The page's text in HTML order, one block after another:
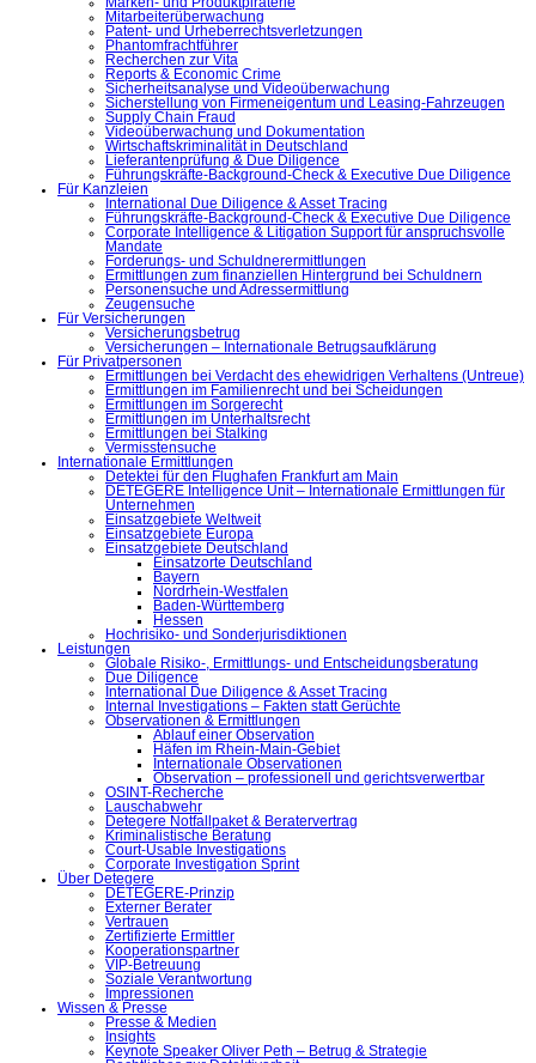
Mitarbeiterüberwachung
Patent- und Urheberrechtsverletzungen
Phantomfrachtführer
Recherchen zur Vita
Reports & Economic Crime
Sicherheitsanalyse und Videoüberwachung
Sicherstellung von Firmeneigentum und Leasing-Fahrzeugen
Supply Chain Fraud
Videoüberwachung und Dokumentation
Wirtschaftskriminalität in Deutschland
Lieferantenprüfung & Due Diligence
Führungskräfte-Background-Check & Executive Due Diligence
Für Kanzleien
International Due Diligence & Asset Tracing
Führungskräfte-Background-Check & Executive Due Diligence
Corporate Intelligence & Litigation Support für anspruchsvolle
Mandate
Forderungs- und Schuldnerermittlungen
Ermittlungen zum finanziellen Hintergrund bei Schuldnern
Personensuche und Adressermittlung
Zeugensuche
Für Versicherungen
Versicherungsbetrug
Versicherungen – Internationale Betrugsaufklärung
Für Privatpersonen
Ermittlungen bei Verdacht des ehewidrigen Verhaltens (Untreue)
Ermittlungen im Familienrecht und bei Scheidungen
Ermittlungen im Sorgerecht
Ermittlungen im Unterhaltsrecht
Ermittlungen bei Stalking
Vermisstensuche
Internationale Ermittlungen
Detektei für den Flughafen Frankfurt am Main
DETEGERE Intelligence Unit – Internationale Ermittlungen für
Unternehmen
Einsatzgebiete Weltweit
Einsatzgebiete Europa
Einsatzgebiete Deutschland
Einsatzorte Deutschland
Bayern
Nordrhein-Westfalen
Baden-Württemberg
Hessen
Hochrisiko- und Sonderjurisdiktionen
Leistungen
Globale Risiko-, Ermittlungs- und Entscheidungsberatung
Due Diligence
International Due Diligence & Asset Tracing
Internal Investigations – Fakten statt Gerüchte
Observationen & Ermittlungen
Ablauf einer Observation
Häfen im Rhein-Main-Gebiet
Internationale Observationen
Observation – professionell und gerichtsverwertbar
OSINT-Recherche
Lauschabwehr
Detegere Notfallpaket & Beratervertrag
Kriminalistische Beratung
Court-Usable Investigations
Corporate Investigation Sprint
Über Detegere
DETEGERE-Prinzip
Externer Berater
Vertrauen
Zertifizierte Ermittler
Kooperationspartner
VIP-Betreuung
Soziale Verantwortung
Impressionen
Wissen & Presse
Presse & Medien
Insights
Keynote Speaker Oliver Peth – Betrug & Strategie